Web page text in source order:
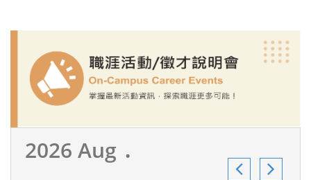
2026 Aug ․